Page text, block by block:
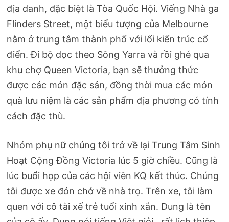
địa danh, đặc biệt là Tòa Quốc Hội. Viếng Nhà ga
Flinders Street, một biểu tượng của Melbourne
nằm ở trung tâm thành phố với lối kiến trúc cổ
điển. Đi bộ dọc theo Sông Yarra và rồi ghé qua
khu chợ Queen Victoria, bạn sẽ thưởng thức
được các món đặc sản, đồng thời mua các món
quà lưu niệm là các sản phẩm địa phương có tính
cách đặc thù.
Nhóm phụ nữ chúng tôi trở về lại Trung Tâm Sinh
Hoạt Cộng Đồng Victoria lúc 5 giờ chiều. Cũng là
lúc buổi họp của các hội viên KQ kết thúc. Chúng
tôi được xe đón chở về nhà trọ. Trên xe, tôi làm
quen với cô tài xế trẻ tuổi xinh xắn. Dung là tên